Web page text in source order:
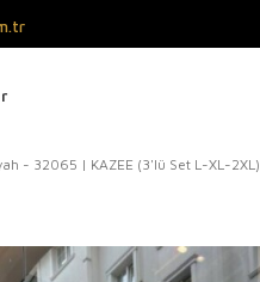
- 32065 | KAZEE (3'lü Set L-XL-2XL)